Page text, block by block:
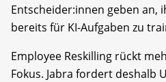
Entscheider:innen geben an,
bereits für KI-Aufgaben zu
Employee Reskilling rückt
Fokus. Jabra fordert deshalb